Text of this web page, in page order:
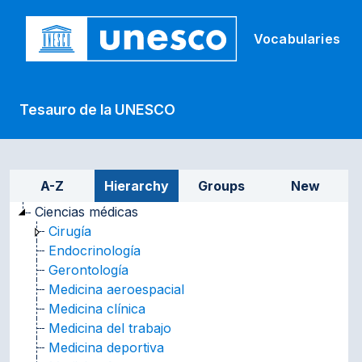
Vocabularies
Tesauro de la UNESCO
Sidebar listing: list and
A-Z Hierarchy Groups
New
Ciencias médicas
Cirugía
Endocrinología
Gerontología
Medicina aeroespacial
Medicina clínica
Medicina del trabajo
Medicina deportiva